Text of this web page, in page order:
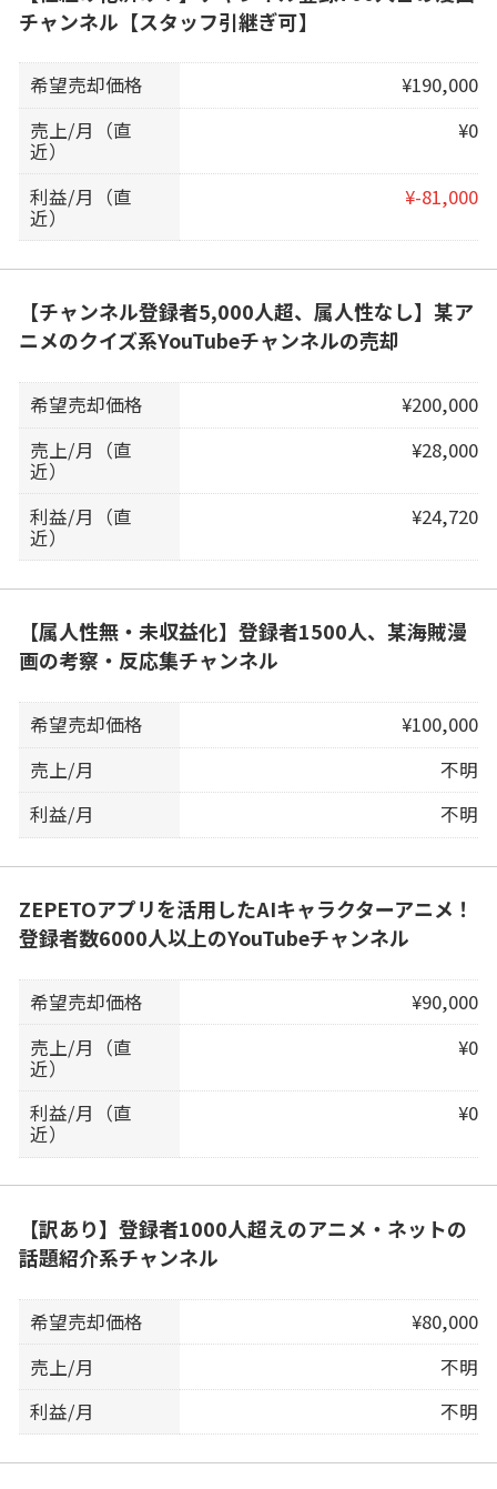
チャンネル【スタッフ引継ぎ可】
希望売却価格
¥190,000
売上/月（直
近）
¥0
利益/月（直
近）
¥-81,000
【チャンネル登録者5,000人超、属人性なし】某ア
ニメのクイズ系YouTubeチャンネルの売却
希望売却価格
¥200,000
売上/月（直
近）
¥28,000
利益/月（直
近）
¥24,720
【属人性無・未収益化】登録者1500人、某海賊漫
画の考察・反応集チャンネル
希望売却価格
¥100,000
売上/月
不明
利益/月
不明
ZEPETOアプリを活用したAIキャラクターアニメ！
登録者数6000人以上のYouTubeチャンネル
希望売却価格
¥90,000
売上/月（直
近）
¥0
利益/月（直
近）
¥0
【訳あり】登録者1000人超えのアニメ・ネットの
話題紹介系チャンネル
希望売却価格
¥80,000
売上/月
不明
利益/月
不明